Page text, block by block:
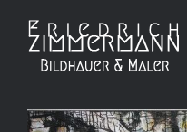
Zum
Inhalt